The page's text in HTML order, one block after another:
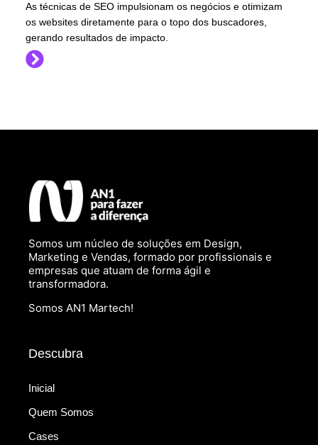
As técnicas de SEO impulsionam os negócios e otimizam
os websites diretamente para o topo dos buscadores,
gerando resultados de impacto.
Somos um núcleo de soluções em Design,
Marketing e Vendas, formado por profissionais e
empresas que atuam de forma ágil e
transformadora.
Somos AN1 Martech!
Descubra
Inicial
Quem Somos
Cases